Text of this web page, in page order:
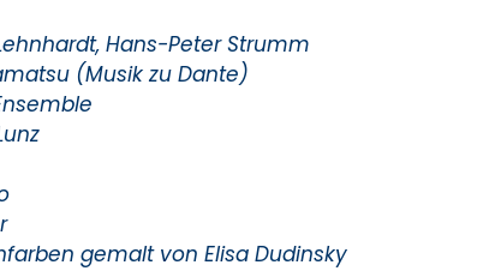
Hans-Peter Strumm
(Musik zu Dante)
gemalt von Elisa Dudinsky